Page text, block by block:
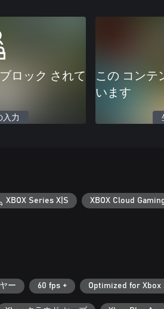
ロック されて
入力
この コンテ
います
XBOX Series X|S XBOX Cloud
ー 60 fps + Optimized for Xbox